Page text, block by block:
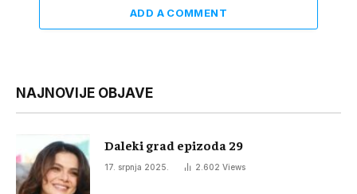
ADD A COMMENT
NAJNOVIJE OBJAVE
Daleki grad epizoda 29
17. srpnja 2025. 2.602 Views